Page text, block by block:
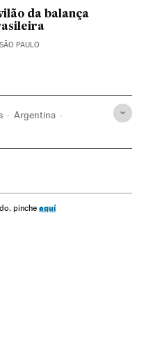
da balança
PAULO
Argentina
pinche aquí